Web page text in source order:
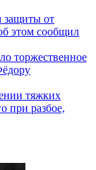
защиты от
этом сообщил
торжественное
тяжких
при разбое,